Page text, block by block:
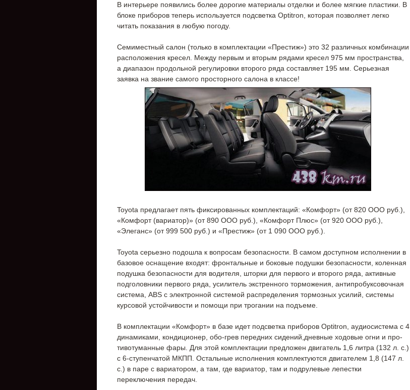
В интерьере появились более дорогие материалы отделки и более мягкие пластики. В
блоке приборов теперь используется подсветка Optitron, которая позволяет легко
читать показания в любую погоду.
Семиместный салон (только в комплектации «Престиж») это 32 различных комбинации
расположения кресел. Между первым и вторым рядами кресел 975 мм пространства,
а диапазон продольной регулировки второго ряда составляет 195 мм. Серьезная
заявка на звание самого просторного салона в классе!
Toyota предлагает пять фиксированных комплектаций: «Комфорт» (от 820 ООО руб.),
«Комфорт (вариатор)» (от 890 ООО руб.), «Комфорт Плюс» (от 920 ООО руб.),
«Элеганс» (от 999 500 руб.) и «Престиж» (от 1 090 ООО руб.).
Toyota серьезно подошла к вопросам безопасности. В самом доступном исполнении в
базовое оснащение входят: фронтальные и боковые подушки безопасности, коленная
подушка безопасности для водителя, шторки для первого и второго ряда, активные
подголовники первого ряда, усилитель экстренного торможения, антипробуксовочная
система, ABS с электронной системой распределения тормозных усилий, системы
курсовой устойчивости и помощи при трогании на подъеме.
В комплектации «Комфорт» в базе идет подсветка приборов Optitron, аудиосистема с 4
динамиками, кондиционер, обо-грев передних сидений,дневные ходовые огни и про-
тивотуманные фары. Для этой комплектации предложен двигатель 1,6 литра (132 л. с.)
с 6-ступенчатой МКПП. Остальные исполнения комплектуются двигателем 1,8 (147 л.
с.) в паре с вариатором, а там, где вариатор, там и подрулевые лепестки
переключения передач.